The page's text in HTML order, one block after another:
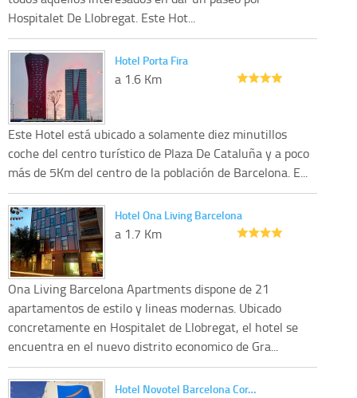
Hospitalet De Llobregat. Este Hot...
Hotel Porta Fira
a 1.6 Km
Este Hotel está ubicado a solamente diez minutillos
coche del centro turístico de Plaza De Cataluña y a poco
más de 5Km del centro de la población de Barcelona. E...
Hotel Ona Living Barcelona
a 1.7 Km
Ona Living Barcelona Apartments dispone de 21
apartamentos de estilo y lineas modernas. Ubicado
concretamente en Hospitalet de Llobregat, el hotel se
encuentra en el nuevo distrito economico de Gra...
Hotel Novotel Barcelona Cor…